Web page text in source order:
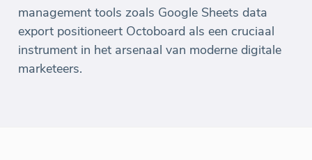
management tools zoals Google Sheets data
export positioneert Octoboard als een cruciaal
instrument in het arsenaal van moderne digitale
marketeers.